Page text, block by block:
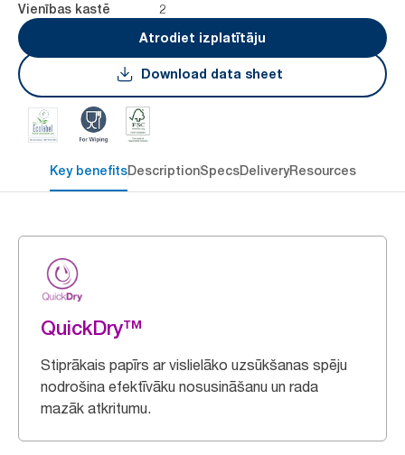
Vienības kastē
2
Atrodiet izplatītāju
Download data sheet
Key benefitsDescriptionSpecsDeliveryResources
QuickDry™
Stiprākais papīrs ar vislielāko uzsūkšanas spēju
nodrošina efektīvāku nosusināšanu un rada
mazāk atkritumu.